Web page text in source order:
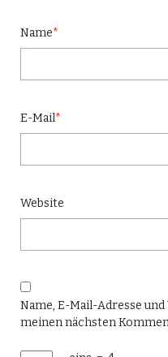
Name*
E-Mail*
Website
Name, E-Mail-Adresse
meinen nächsten